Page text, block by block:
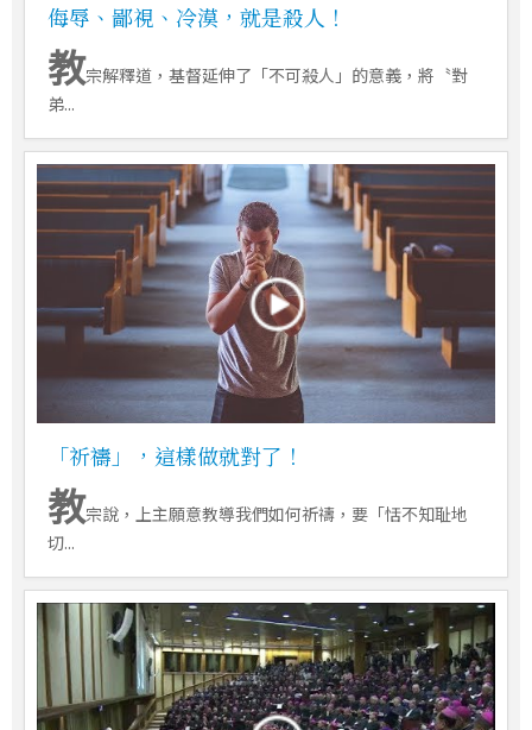
侮辱、鄙視、冷漠，就是殺人！
教宗解釋道，基督延伸了「不可殺人」的意義，將〝對
弟...
「祈禱」，這樣做就對了！
教宗說，上主願意教導我們如何祈禱，要「恬不知耻地
切...